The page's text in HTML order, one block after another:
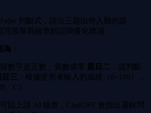
else 判斷式，請出三題由簡入難的題
完後幫我檢查錯誤與優化建議
為 ：
數字是正數、負數或零 題目二 ：請判斷
目三 ：根據使用者輸入的成績（0~100），
、C）
貼上請 AI 檢查，ChatGPT 會指出邏輯問